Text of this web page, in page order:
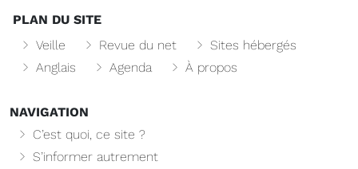
PLAN DU SITE
Veille
Revue du net
Sites hébergés
Anglais
Agenda À propos
NAVIGATION
C’est quoi, ce site ?
S’informer autrement